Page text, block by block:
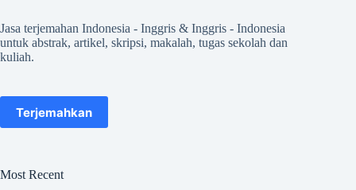
Jasa terjemahan Indonesia - Inggris & Inggris - Indonesia
untuk abstrak, artikel, skripsi, makalah, tugas sekolah dan
kuliah.
Terjemahkan
Most Recent